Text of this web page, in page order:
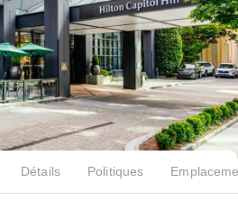
Détails Politiques